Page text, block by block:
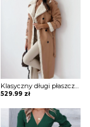
Klasyczny długi płaszcz z futrem i paskiem Sherri
529.99 zł